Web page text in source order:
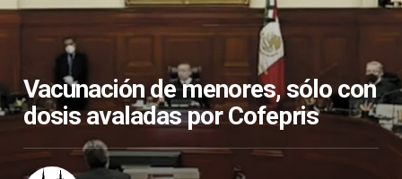
Vacunación de menores, sólo con
dosis avaladas por Cofepris